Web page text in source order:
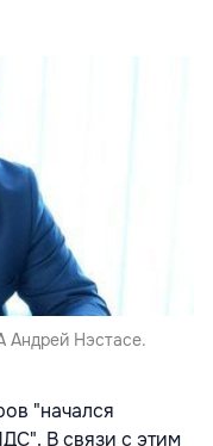
Андрей Нэстасе.
"начался
В связи с этим